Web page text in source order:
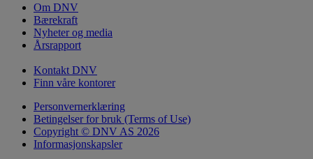
Om DNV
Bærekraft
Nyheter og media
Årsrapport
Kontakt DNV
Finn våre kontorer
Personvernerklæring
Betingelser for bruk (Terms of Use)
Copyright © DNV AS 2026
Informasjonskapsler